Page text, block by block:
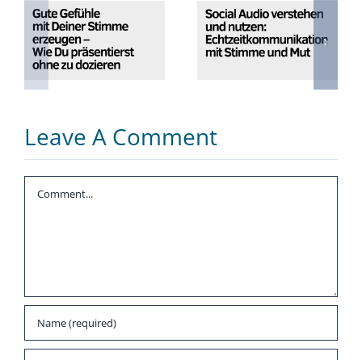
mit Deiner
Stimme
erzeugen – Wie
Du präsentierst
verstehen und
nutzen:
Leave A Comment